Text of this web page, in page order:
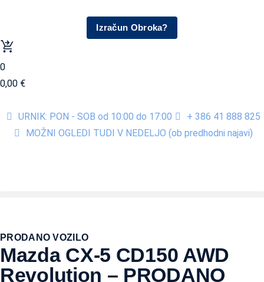
Izračun Obroka?
0
0,00 €
URNIK: PON - SOB od 10:00 do 17:00
+ 386 41 888 825
MOŽNI OGLEDI TUDI V NEDELJO (ob predhodni najavi)
PRODANO VOZILO
Mazda CX-5 CD150 AWD
Revolution – PRODANO